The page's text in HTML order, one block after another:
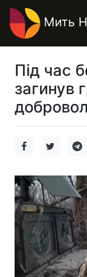
Мить
Під час
загинув